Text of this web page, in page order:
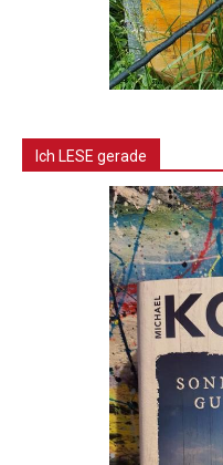
Ich LESE gerade